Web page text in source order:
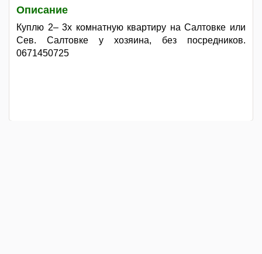
Описание
Куплю 2– 3х комнатную квартиру на Салтовке или
Сев. Салтовке у хозяина, без посредников.
0671450725